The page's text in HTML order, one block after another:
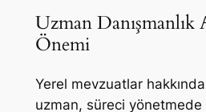
Uzman Danışmanlık
Önemi
Yerel mevzuatlar
uzman, süreci